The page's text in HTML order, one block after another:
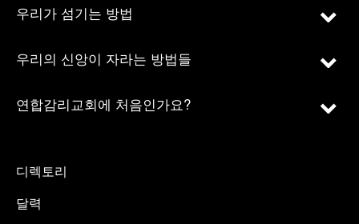
우리가 섬기는 방법
우리의 신앙이 자라는 방법들
연합감리교회에 처음인가요?
디렉토리
달력